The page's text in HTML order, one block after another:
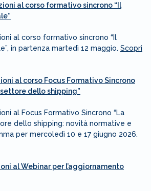
al corso formativo sincrono “Il
al corso formativo sincrono “Il
in partenza martedì 12 maggio. Scopri
al corso Focus Formativo Sincrono
dello shipping”
al Focus Formativo Sincrono “La
dello shipping: novità normative e
per mercoledì 10 e 17 giugno 2026.
al Webinar per l’aggiornamento